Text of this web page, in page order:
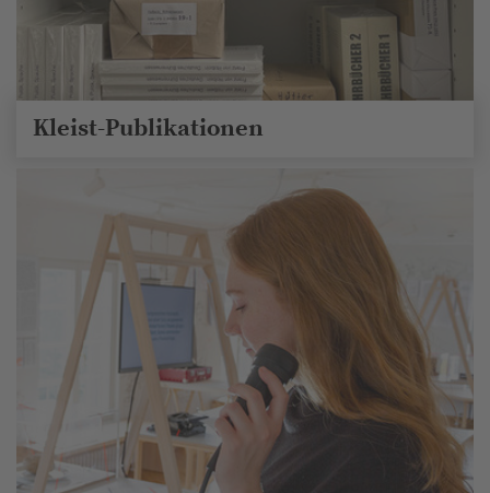
Kleist-Publikationen